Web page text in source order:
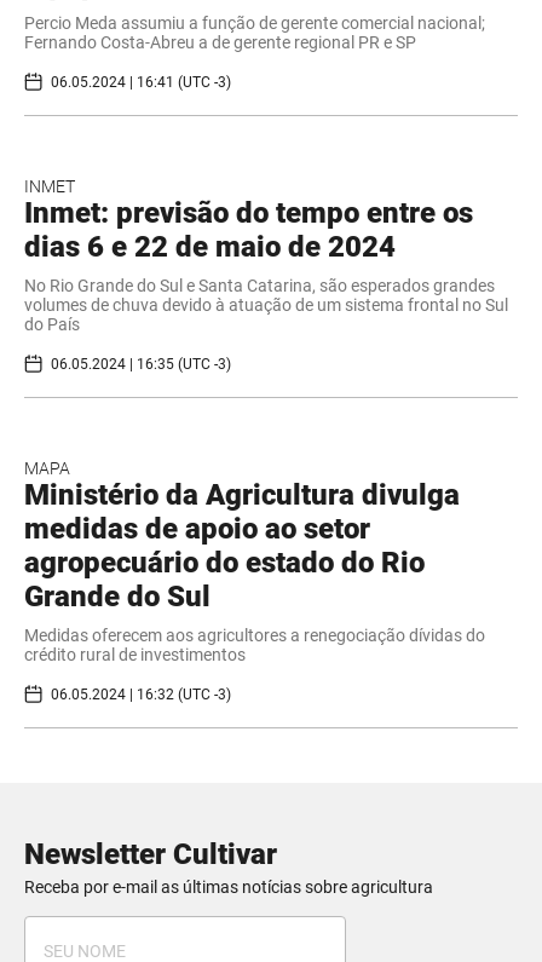
Percio Meda assumiu a função de gerente comercial nacional;
Fernando Costa-Abreu a de gerente regional PR e SP
06.05.2024 | 16:41 (UTC -3)
INMET
Inmet: previsão do tempo entre os
dias 6 e 22 de maio de 2024
No Rio Grande do Sul e Santa Catarina, são esperados grandes
volumes de chuva devido à atuação de um sistema frontal no Sul
do País
06.05.2024 | 16:35 (UTC -3)
MAPA
Ministério da Agricultura divulga
medidas de apoio ao setor
agropecuário do estado do Rio
Grande do Sul
Medidas oferecem aos agricultores a renegociação dívidas do
crédito rural de investimentos
06.05.2024 | 16:32 (UTC -3)
Newsletter Cultivar
Receba por e-mail as últimas notícias sobre agricultura